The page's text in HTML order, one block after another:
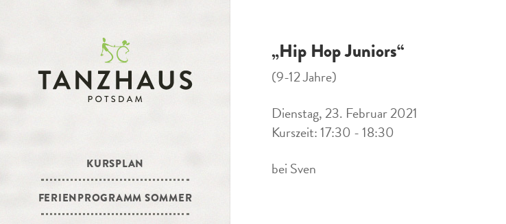
KURSPLAN
FERIENPROGRAMM SOMMER
„Hip Hop Juniors“
(9-12 Jahre)
Dienstag, 23. Februar 2021
Kurszeit: 17:30 - 18:30
bei Sven